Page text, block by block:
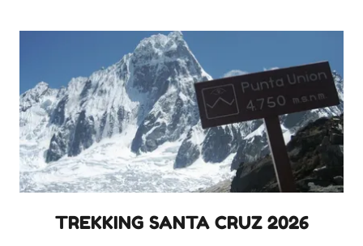
TREKKING SANTA CRUZ 2026